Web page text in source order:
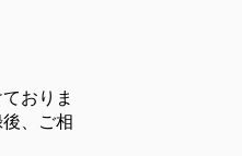
おりま
、ご相